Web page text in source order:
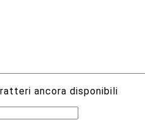
ancora disponibili